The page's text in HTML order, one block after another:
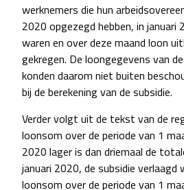
werknemers die hun
2020 opgezegd hebben, in januari
waren en over deze maand loon
gekregen. De loongegevens van
konden daarom niet buiten
bij de berekening van de subsidie.
Verder volgt uit de tekst van de
loonsom over de periode van 1
2020 lager is dan driemaal de
januari 2020, de subsidie
loonsom over de periode van 1